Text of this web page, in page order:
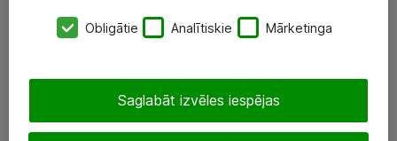
SIA „ATEA”
+(371) 67 81 90 50
eShop@atea.lv
Obligātie Analītiskie Mārketinga
Saglabāt izvēles iespējas